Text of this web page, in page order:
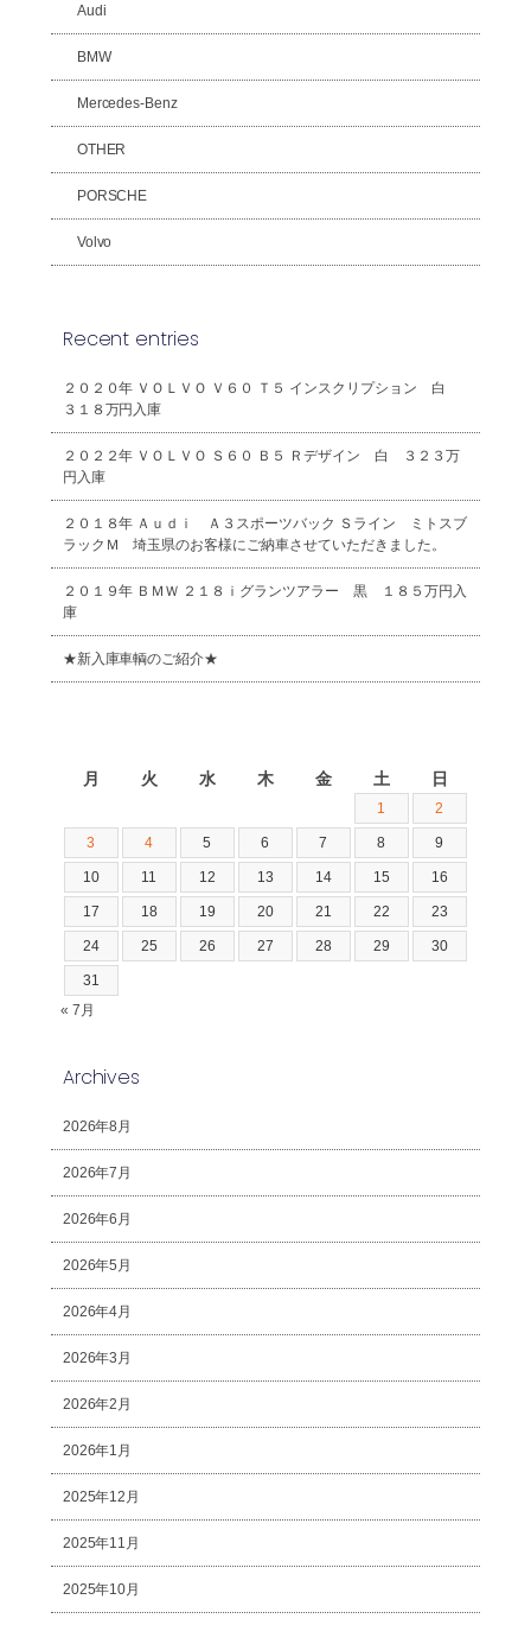
Audi
BMW
Mercedes-Benz
OTHER
PORSCHE
Volvo
Recent entries
２０２０年 ＶＯＬＶＯ Ｖ６０ Ｔ５ インスクリプション 白
３１８万円入庫
２０２２年 ＶＯＬＶＯ Ｓ６０ Ｂ５ Ｒデザイン 白 ３２３万
円入庫
２０１８年 Ａｕｄｉ Ａ３スポーツバック Ｓライン ミトスブ
ラックＭ 埼玉県のお客様にご納車させていただきました。
２０１９年 ＢＭＷ ２１８ｉグランツアラー 黒 １８５万円入
庫
★新入庫車輌のご紹介★
月 火 水 木 金 土 日
1 2
3 4 5 6 7 8 9
10 11 12 13 14 15 16
17 18 19 20 21 22 23
24 25 26 27 28 29 30
31
« 7月
Archives
2026年8月
2026年7月
2026年6月
2026年5月
2026年4月
2026年3月
2026年2月
2026年1月
2025年12月
2025年11月
2025年10月